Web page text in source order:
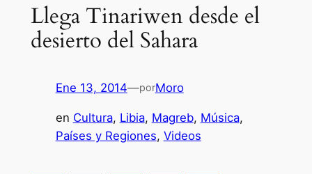
Llega Tinariwen desde el
desierto del Sahara
Ene 13, 2014—porMoro
en Cultura, Libia, Magreb, Música
Países y Regiones, Videos